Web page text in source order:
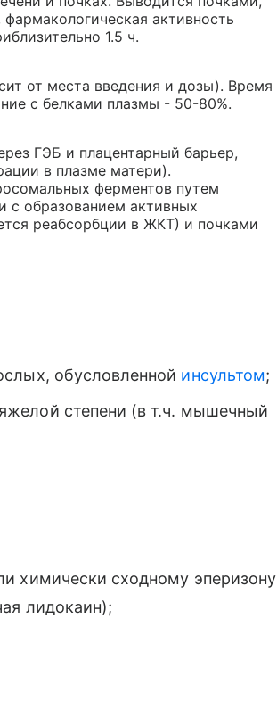
активность
1.5 ч.
от места введения и дозы). Время
с белками плазмы - 50-80%.
ГЭБ и плацентарный барьер,
в плазме матери).
ферментов путем
с образованием активных
реабсорбции в ЖКТ) и почками
обусловленной инсультом;
степени (в т.ч. мышечный
химически сходному эперизону
лидокаин);